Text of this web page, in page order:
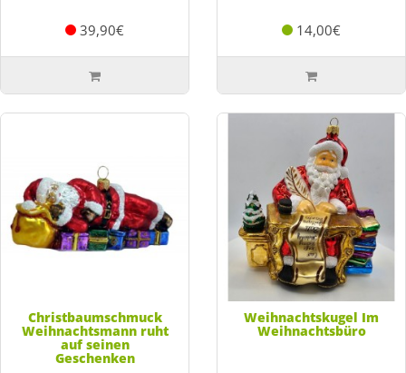
39,90€ 14,00€
Christbaumschmuck
Weihnachtsmann ruht
auf seinen
Geschenken
Weihnachtskugel Im
Weihnachtsbüro